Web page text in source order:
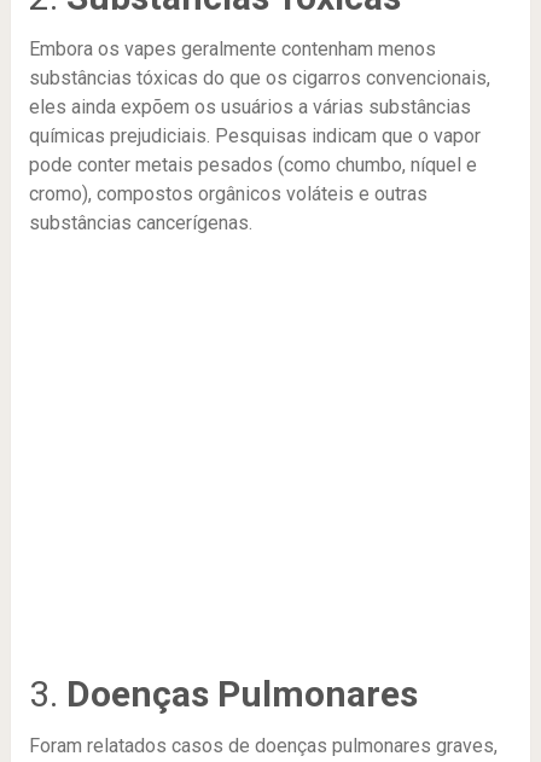
Embora os vapes geralmente contenham menos
substâncias tóxicas do que os cigarros convencionais,
eles ainda expõem os usuários a várias substâncias
químicas prejudiciais. Pesquisas indicam que o vapor
pode conter metais pesados (como chumbo, níquel e
cromo), compostos orgânicos voláteis e outras
substâncias cancerígenas.
3. Doenças Pulmonares
Foram relatados casos de doenças pulmonares graves,